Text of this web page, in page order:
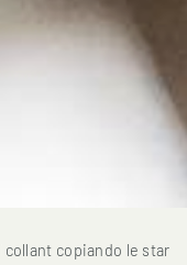
copiando le star